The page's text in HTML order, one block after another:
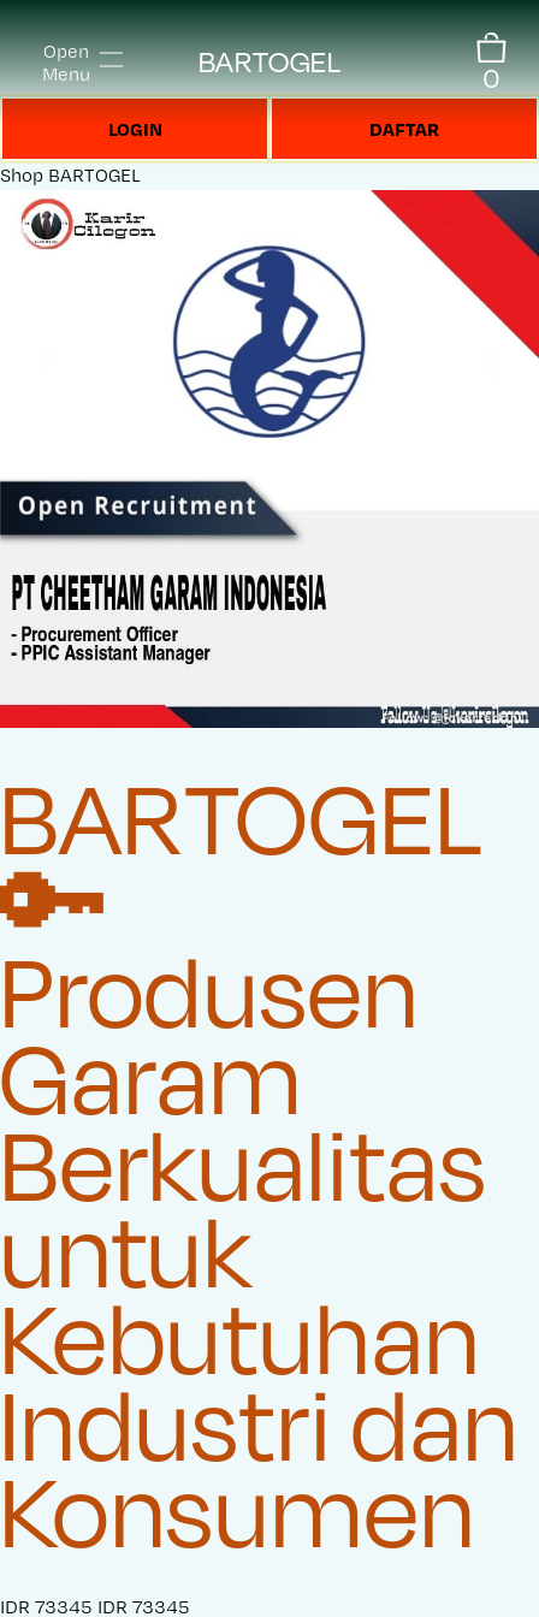
Open
Menu
BARTOGEL 0
LOGIN DAFTAR
Shop BARTOGEL
BARTOGEL
🔑
Produsen
Garam
Berkualitas
untuk
Kebutuhan
Industri dan
Konsumen
S
IDR 73345 O
IDR 73345